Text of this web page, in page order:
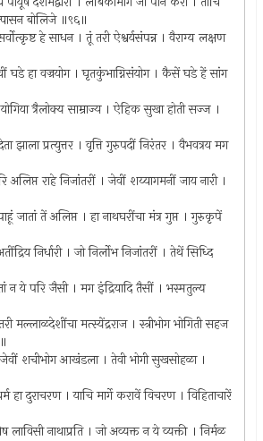
बोलिजे ॥९६॥
हे साधन । तूं तरी ऐश्वर्यसंपन्न । वैराग्य लक्षण
घडे हा वज्रयोग । घृतकुंभाग्निसंयोग । कैसें घडे हें सांग
त्रैलोक्य साम्राज्य । ऐहिक सुखा होती सज्ज ।
झाला प्रत्युत्तर । वृत्ति गुरुपदीं निरंतर । वैभवत्रय मग
अलिप्त राहे निजांतरीं । जेवीं शय्यागमनीं जाय नारी ।
जातां तें अलिप्त । हा नाथघरींचा मंत्र गुप्त । गुरुकृपें
निर्धारी । जो निर्लोभ निजांतरीं । तेथें सिध्दि
न ये परि जैसी । मग इंद्रियादि तैसीं । भस्मतुल्य
मल्लाळदेशींचा मत्स्येंद्रराज । स्त्रीभोग भोगिती सहज
शचीभोग आखंडला । तेवी भोगी सुखसोहळा ।
हा दुराचरण । याचि मार्गे करावें विचरण । विहिताचारें
लाविसी नाथाप्रति । जो अव्यक्त न ये व्यक्ती । निर्मळ